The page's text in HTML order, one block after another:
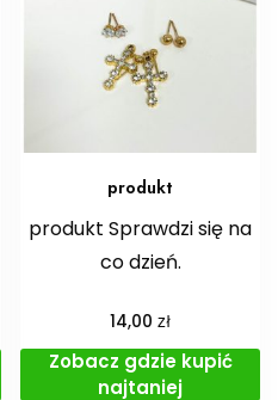
produkt
produkt Sprawdzi się na
co dzień.
14,00zł
Zobacz gdzie kupić
najtaniej